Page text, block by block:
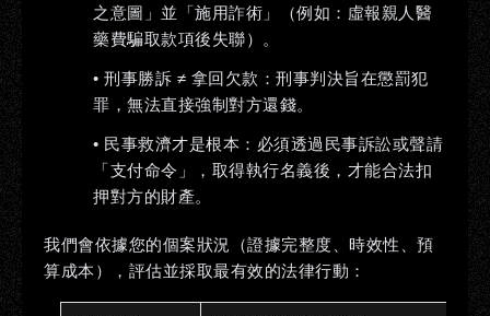
之意圖」並「施用詐術」（例如：虛報親人醫
藥費騙取款項後失聯）。
•刑事勝訴 ≠ 拿回欠款：刑事判決旨在懲罰犯
罪，無法直接強制對方還錢。
• 民事救濟才是根本： 必須透過民事訴訟或聲請
「支付命令」，取得執行名義後，才能合法扣
押對方的財產。
我們會依據您的個案狀況（證據完整度、時效性、預
算成本），評估並採取最有效的法律行動：